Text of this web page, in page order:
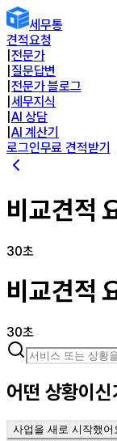
세무통
견적요청
전문가
질문답변
전문가 블로그
세무지식
AI 상담
AI 계산기
로그인무료 견적받기
비교견적
30초
비교견적
30초
어떤 상황이
사업을 새로 시작했어